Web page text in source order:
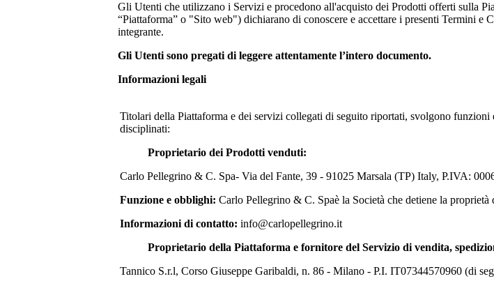
Gli Utenti che utilizzano i Servizi e procedono all'acquisto dei Prodotti offerti sulla
“Piattaforma” o "Sito web") dichiarano di conoscere e accettare i presenti Termini
integrante.
Gli Utenti sono pregati di leggere attentamente l’intero documento.
Informazioni legali
Titolari della Piattaforma e dei servizi collegati di seguito riportati, svolgono
disciplinati:
Proprietario dei Prodotti venduti:
Carlo Pellegrino & C. Spa- Via del Fante, 39 - 91025 Marsala (TP) Italy, P.IVA:
Funzione e obblighi: Carlo Pellegrino & C. Spaè la Società che detiene la
Informazioni di contatto:info@carlopellegrino.it
Proprietario della Piattaforma e fornitore del Servizio di vendita,
Tannico S.r.l, Corso Giuseppe Garibaldi, n. 86 - Milano - P.I. IT07344570960 (di